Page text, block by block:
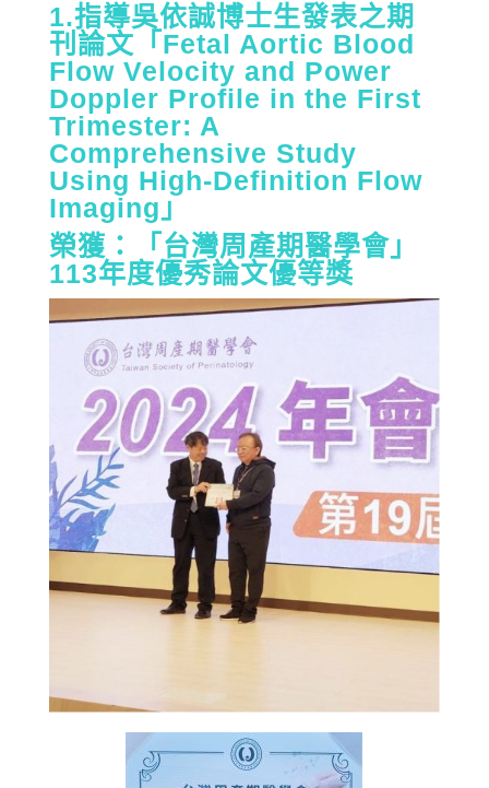
1.指導吳依誠博士生發表之期
刊論文「Fetal Aortic Blood
Flow Velocity and Power
Doppler Profile in the First
Trimester: A
Comprehensive Study
Using High-Definition Flow
Imaging」
榮獲：「台灣周產期醫學會」
113年度優秀論文優等獎